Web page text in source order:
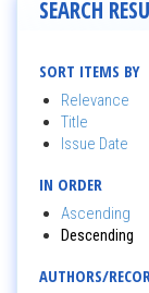
SEARCH
SORT ITEMS BY
Relevance
Title
Issue Date
IN ORDER
Ascending
Descending
AUTHORS/